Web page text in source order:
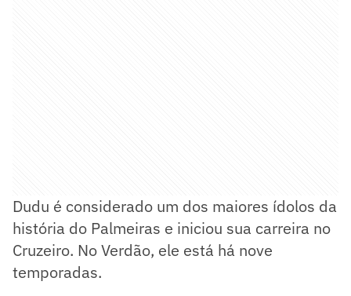
Dudu é considerado um dos maiores ídolos da
história do Palmeiras e iniciou sua carreira no
Cruzeiro. No Verdão, ele está há nove
temporadas.